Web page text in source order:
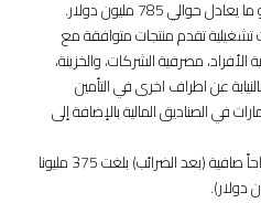
تقدم منتجات متوافقة مع
مصرفية الشركات، والخزينة،
عن اطراف اخرى في التأمين
في الصناديق المالية بالإضافة إلى
فيما حقق بنك “تركيا فينانس”، أرباحاً صافية (بعد الضرائب) بلغت 375 مليونا